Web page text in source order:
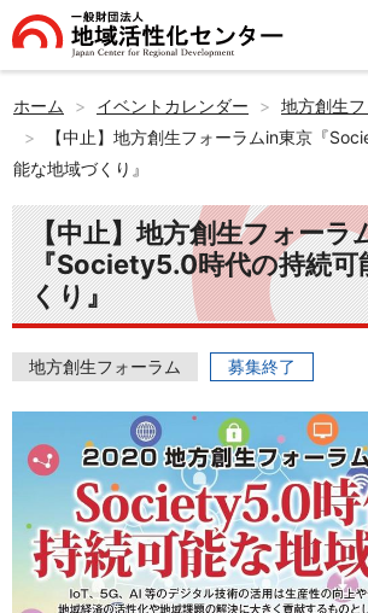
ホーム イベントカレンダー
地方創生
【中止】地方創生フォーラムin東京『
能な地域づくり』
【中止】地方創生フォーラ
『Society5.0時代の持続可
くり』
地方創生フォーラム 募集終了